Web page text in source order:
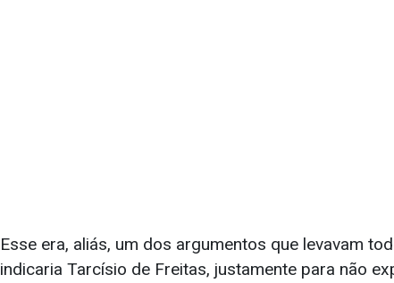
Esse era, aliás, um dos argumentos que levavam
indicaria Tarcísio de Freitas, justamente para não